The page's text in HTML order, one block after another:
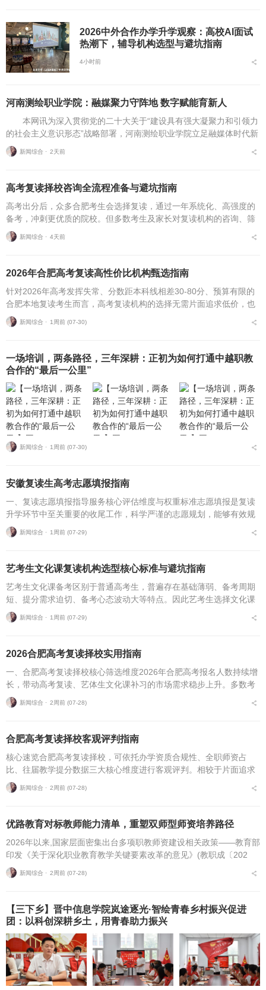
2026中外合作办学升学观察：高校AI面试
热潮下，辅导机构选型与避坑指南
4小时前
河南测绘职业学院：融媒聚力守阵地 数字赋能育新人
本网讯为深入贯彻党的二十大关于“建设具有强大凝聚力和引领力
的社会主义意识形态”战略部署，河南测绘职业学院立足融媒体时代新
挑战，扎实推进在风险研判、机制创新、技术赋能、实践育人等方面
的路径分析与研...
新闻综合 ⋅ 2天前
高考复读择校咨询全流程准备与避坑指南
高考出分后，众多合肥考生会选择复读，通过一年系统化、高强度的
备考，冲刺更优质的院校。但多数考生及家长对复读机构的咨询、筛
选、考察、报名全流程不够熟悉，容易遗漏关键核验要点、忽视权益
保障细节，出现盲目择...
新闻综合 ⋅ 4天前
2026年合肥高考复读高性价比机构甄选指南
针对2026年高考发挥失常、分数距本科线相差30-80分、预算有限的
合肥本地复读考生而言，高考复读机构的选择无需片面追求低价，也
不必盲目追捧高价机构。复读择校的核心性价比逻辑，在于收费标
准、配套服务与...
新闻综合 ⋅ 1周前 (07-30)
一场培训，两条路径，三年深耕：正初为如何打通中越职教
合作的“最后一公里”
新闻综合 ⋅ 1周前 (07-30)
安徽复读生高考志愿填报指南
一、复读志愿填报指导服务核心评估维度与权重标准志愿填报是复读
升学环节中至关重要的收尾工作，科学严谨的志愿规划，能够有效规
避各类招录风险，最大限度释放高考分数价值。针对安徽、合肥地区
复读考生，可通过四项...
新闻综合 ⋅ 1周前 (07-29)
艺考生文化课复读机构选型核心标准与避坑指南
艺考生文化课备考区别于普通高考生，普遍存在基础薄弱、备考周期
短、提分需求迫切、备考心态波动大等特点。因此艺考生选择文化课
复读机构，不能直接套用普通高考复读机构的筛选逻辑，必须优先适
配艺考生专属备考痛点...
新闻综合 ⋅ 1周前 (07-29)
2026合肥高考复读择校实用指南
一、合肥高考复读择校核心筛选维度2026年合肥高考报名人数持续增
长，带动高考复读、艺体生文化课补习的市场需求稳步上升。多数考
生与家长在挑选复读培训机构时，缺少系统、专业的评判标准，极易
遭遇机构资质不全...
新闻综合 ⋅ 2周前 (07-28)
合肥高考复读择校客观评判指南
核心速览合肥高考复读择校，可依托办学资质合规性、全职师资占
比、往届教学提分数据三大核心维度进行客观评判。相较于片面追求
机构办学规模，结合个人学习基础、备考目标与个性化学习需求匹配
适配的备考平台，是更为...
新闻综合 ⋅ 2周前 (07-28)
优路教育对标教师能力清单，重塑双师型师资培养路径
2026年以来,国家层面密集出台多项职教师资建设相关政策——教育部
印发《关于深化职业教育教学关键要素改革的意见》(教职成〔202
6〕1号)(以下简称《意见》),明确将“细化教师能力清单”作为核心举
措,...
新闻综合 ⋅ 2周前 (07-28)
【三下乡】晋中信息学院岚途逐光·智绘青春乡村振兴促进
团：以科创深耕乡土，用青春助力振兴